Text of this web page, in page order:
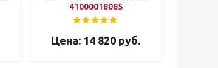
41000018085
14 820 руб.